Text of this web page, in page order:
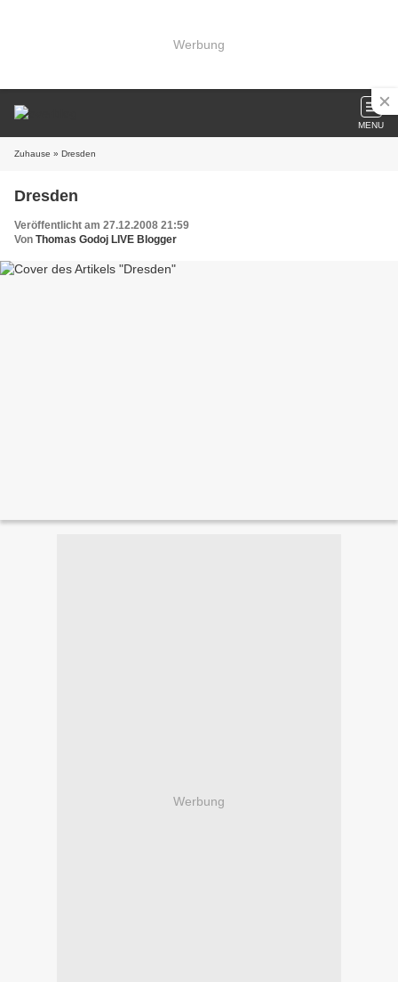
Werbung
MENU
Zuhause » Dresden
Dresden
Veröffentlicht am 27.12.2008 21:59
Von Thomas Godoj LIVE Blogger
Werbung